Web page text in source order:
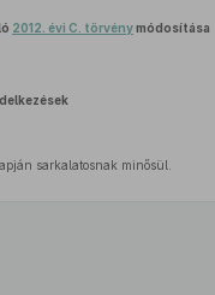
2012. évi C. törvénymódosítása
sarkalatosnak minősül.